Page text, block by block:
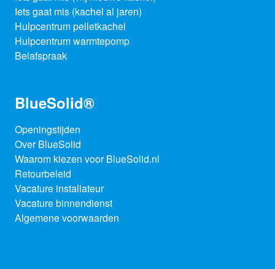
Iets gaat mis (kachel al jaren)
Hulpcentrum pelletkachel
Hulpcentrum warmtepomp
Belafspraak
BlueSolid®
Openingstijden
Over BlueSolid
Waarom kiezen voor BlueSolid.nl
Retourbeleid
Vacature installateur
Vacature binnendienst
Algemene voorwaarden